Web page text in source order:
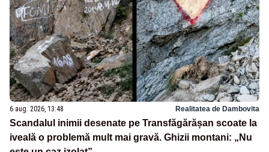
6 aug. 2026, 13:48 Realitatea de Dambovita
Scandalul inimii desenate pe Transfăgărășan scoate la
iveală o problemă mult mai gravă. Ghizii montani: „Nu